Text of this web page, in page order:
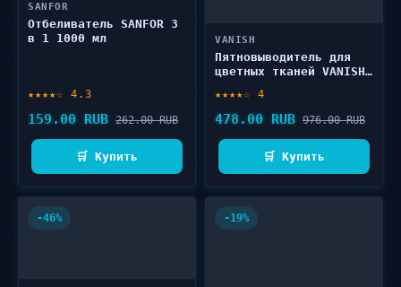
SANFOR
Отбеливатель SANFOR 3
в 1 1000 мл
★★★★☆ 4.3
159.00 RUB 262.00 RUB
🛒 Купить
VANISH
Пятновыводитель для
цветных тканей VANISH
★★★★☆ 4
478.00 RUB 976.00 RUB
🛒 Купить
-46% -19%